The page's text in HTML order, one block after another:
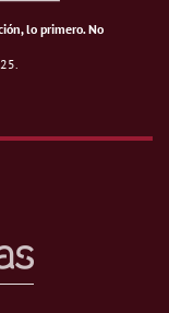
lo primero.No